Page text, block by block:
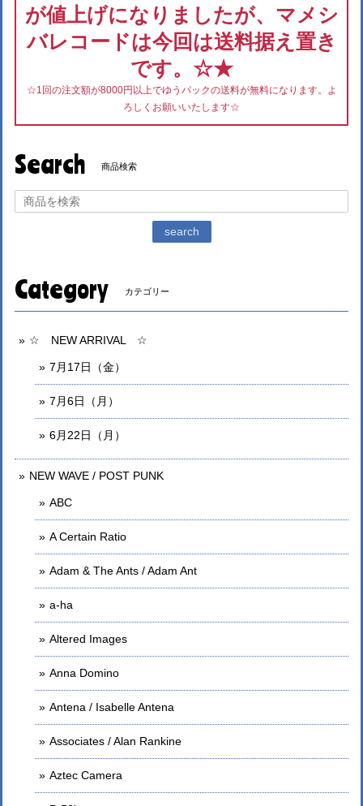
が値上げになりましたが、マメシ
バレコードは今回は送料据え置き
です。☆★
☆1回の注文額が8000円以上でゆうパックの送料が無料になります。よ
ろしくお願いいたします☆
Search 商品検索
search
Category カテゴリー
☆ NEW ARRIVAL ☆
7月17日（金）
7月6日（月）
6月22日（月）
NEW WAVE / POST PUNK
ABC
A Certain Ratio
Adam & The Ants / Adam Ant
a-ha
Altered Images
Anna Domino
Antena / Isabelle Antena
Associates / Alan Rankine
Aztec Camera